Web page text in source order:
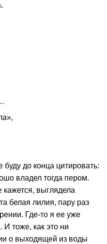
до конца цитировать:
владел тогда пером.
кажется, выглядела
белая лилия, пару раз
Где-то я ее уже
И тоже, как это ни
о выходящей из воды